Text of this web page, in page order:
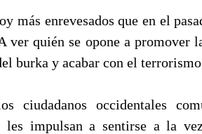
más enrevesados que en el
ver quién se opone a promover
burka y acabar con el
ciudadanos occidentales
les impulsan a sentirse a la